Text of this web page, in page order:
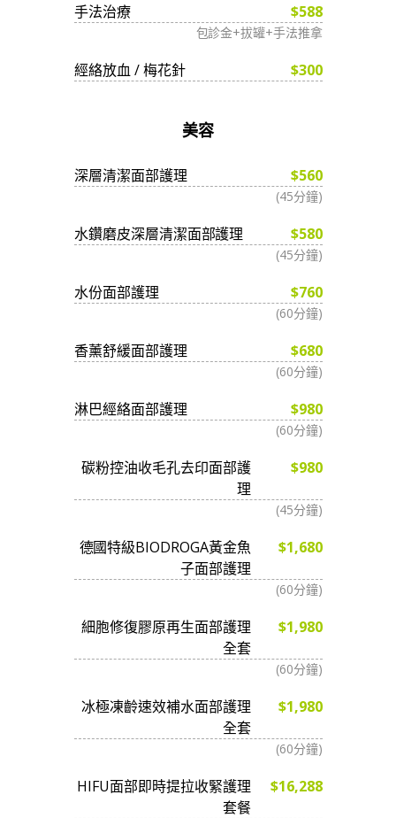
手法治療 $588
包診金+拔罐+手法推拿
經絡放血 / 梅花針 $300
美容
深層清潔面部護理 $560
(45分鐘)
水鑽磨皮深層清潔面部護理 $580
(45分鐘)
水份面部護理 $760
(60分鐘)
香薰舒緩面部護理 $680
(60分鐘)
淋巴經絡面部護理 $980
(60分鐘)
碳粉控油收毛孔去印面部護
理
$980
(45分鐘)
德國特級BIODROGA黃金魚
子面部護理
$1,680
(60分鐘)
細胞修復膠原再生面部護理
全套
$1,980
(60分鐘)
冰極凍齡速效補水面部護理
全套
$1,980
(60分鐘)
HIFU面部即時提拉收緊護理
套餐
$16,288